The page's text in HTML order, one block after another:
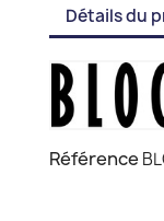
Détails du
Référence